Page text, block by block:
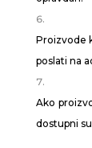
Proizvode
poslati na
Ako
dostupni